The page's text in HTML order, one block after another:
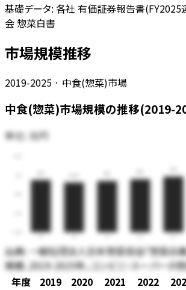
基礎データ: 各社 有価証券報告書
会 惣菜白書
市場規模推移
2019-2025 · 中食(惣菜)市場
中食(惣菜)市場規模の推移(2019-
単位: 兆円
19 20 21 22 23
出典: 一般社団法人日本惣菜協会「惣菜白
規模、2019-2025年。コンビニ・スーパーの
年度
2019 2020 2021 2022